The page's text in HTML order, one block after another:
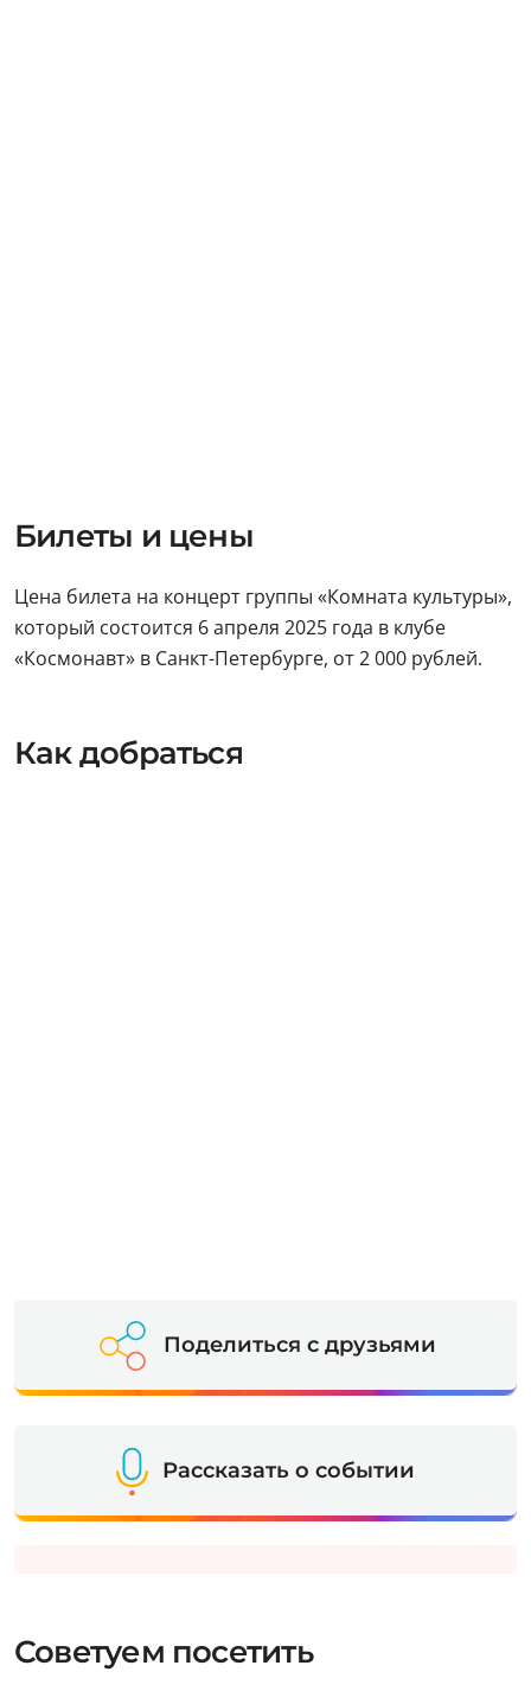
Билеты и цены
Цена билета на концерт группы «Комната культуры»,
который состоится 6 апреля 2025 года в клубе
«Космонавт» в Санкт-Петербурге, от 2 000 рублей.
Как добраться
Поделиться с друзьями
Рассказать о событии
Советуем посетить